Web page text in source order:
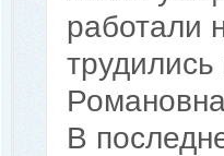
работали
В